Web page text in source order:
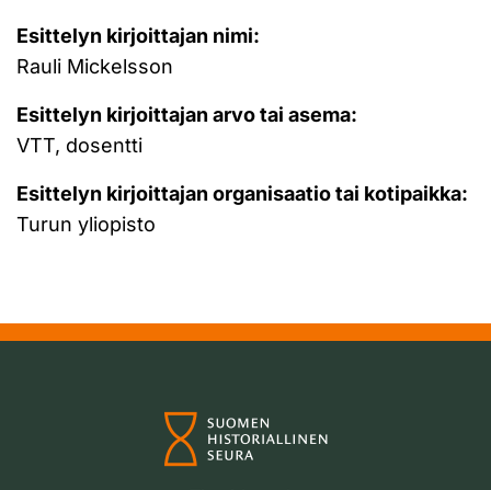
Esittelyn kirjoittajan nimi:
Rauli Mickelsson
Esittelyn kirjoittajan arvo tai asema:
VTT, dosentti
Esittelyn kirjoittajan organisaatio tai kotipaikka:
Turun yliopisto